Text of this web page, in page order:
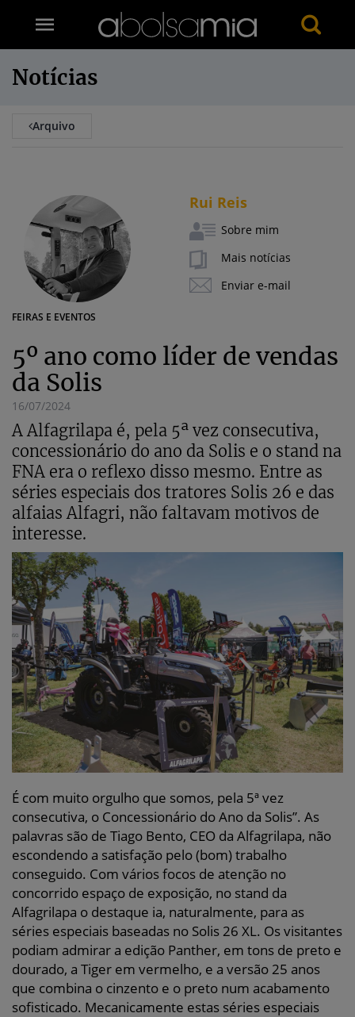
Notícias
Arquivo
Rui Reis
Sobre mim
Mais notícias
Enviar e-mail
FEIRAS E EVENTOS
5º ano como líder de vendas
da Solis
16/07/2024
A Alfagrilapa é, pela 5ª vez consecutiva,
concessionário do ano da Solis e o stand na
FNA era o reflexo disso mesmo. Entre as
séries especiais dos tratores Solis 26 e das
alfaias Alfagri, não faltavam motivos de
interesse.
É com muito orgulho que somos, pela 5ª vez
consecutiva, o Concessionário do Ano da Solis”. As
palavras são de Tiago Bento, CEO da Alfagrilapa, não
escondendo a satisfação pelo (bom) trabalho
conseguido. Com vários focos de atenção no
concorrido espaço de exposição, no stand da
Alfagrilapa o destaque ia, naturalmente, para as
séries especiais baseadas no Solis 26 XL. Os visitantes
podiam admirar a edição Panther, em tons de preto e
dourado, a Tiger em vermelho, e a versão 25 anos
que combina o cinzento e o preto num acabamento
sofisticado. Mecanicamente estas séries especiais